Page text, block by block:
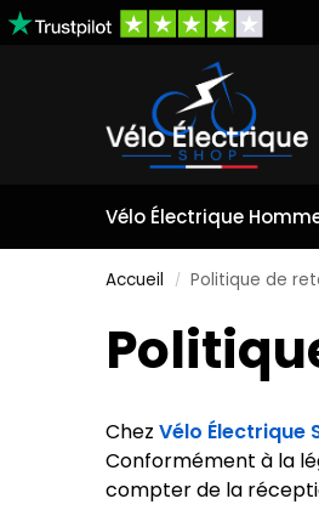
Vélo Électrique
Accueil / Politique de
Chez Vélo Électrique
Conformément à la
compter de la